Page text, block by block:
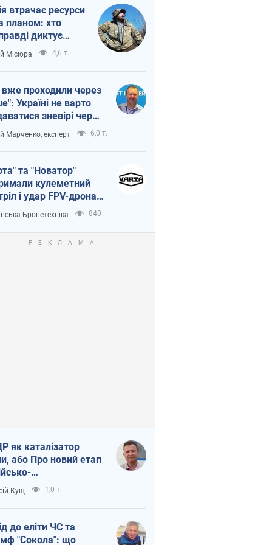
втрачає ресурси
планом: хто
диктує
війни
Місюра 4,6 т.
проходили через
Україні не варто
зневірі через
терор
Марченко, експерт 6,0 т.
та "Новатор"
кулеметний
і удар FPV-дрона,
життя
ЗСУ
Бронетехніка 840
як каталізатор
або Про новий етап
Кущ 1,0 т.
до еліти ЧС та
"Сокола": що